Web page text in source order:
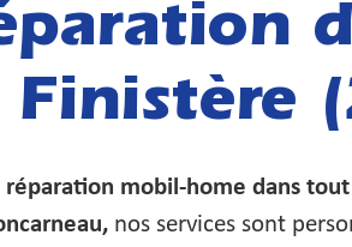
Finistère
réparation mobil-home dans
nos services sont